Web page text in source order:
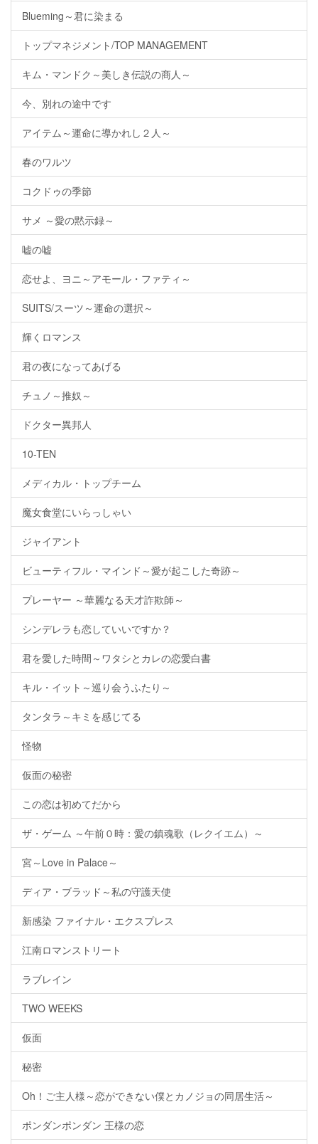
Blueming～君に染まる
トップマネジメント/TOP MANAGEMENT
キム・マンドク～美しき伝説の商人～
今、別れの途中です
アイテム～運命に導かれし２人～
春のワルツ
コクドゥの季節
サメ ～愛の黙示録～
嘘の嘘
恋せよ、ヨニ～アモール・ファティ～
SUITS/スーツ～運命の選択～
輝くロマンス
君の夜になってあげる
チュノ～推奴～
ドクター異邦人
10-TEN
メディカル・トップチーム
魔女食堂にいらっしゃい
ジャイアント
ビューティフル・マインド～愛が起こした奇跡～
プレーヤー ～華麗なる天才詐欺師～
シンデレラも恋していいですか？
君を愛した時間～ワタシとカレの恋愛白書
キル・イット～巡り会うふたり～
タンタラ～キミを感じてる
怪物
仮面の秘密
この恋は初めてだから
ザ・ゲーム ～午前０時：愛の鎮魂歌（レクイエム）～
宮～Love in Palace～
ディア・ブラッド～私の守護天使
新感染 ファイナル・エクスプレス
江南ロマンストリート
ラブレイン
TWO WEEKS
仮面
秘密
Oh！ご主人様～恋ができない僕とカノジョの同居生活～
ポンダンポンダン 王様の恋